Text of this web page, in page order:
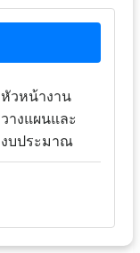
หัวหน้างาน
วางแผนและ
งบประมาณ